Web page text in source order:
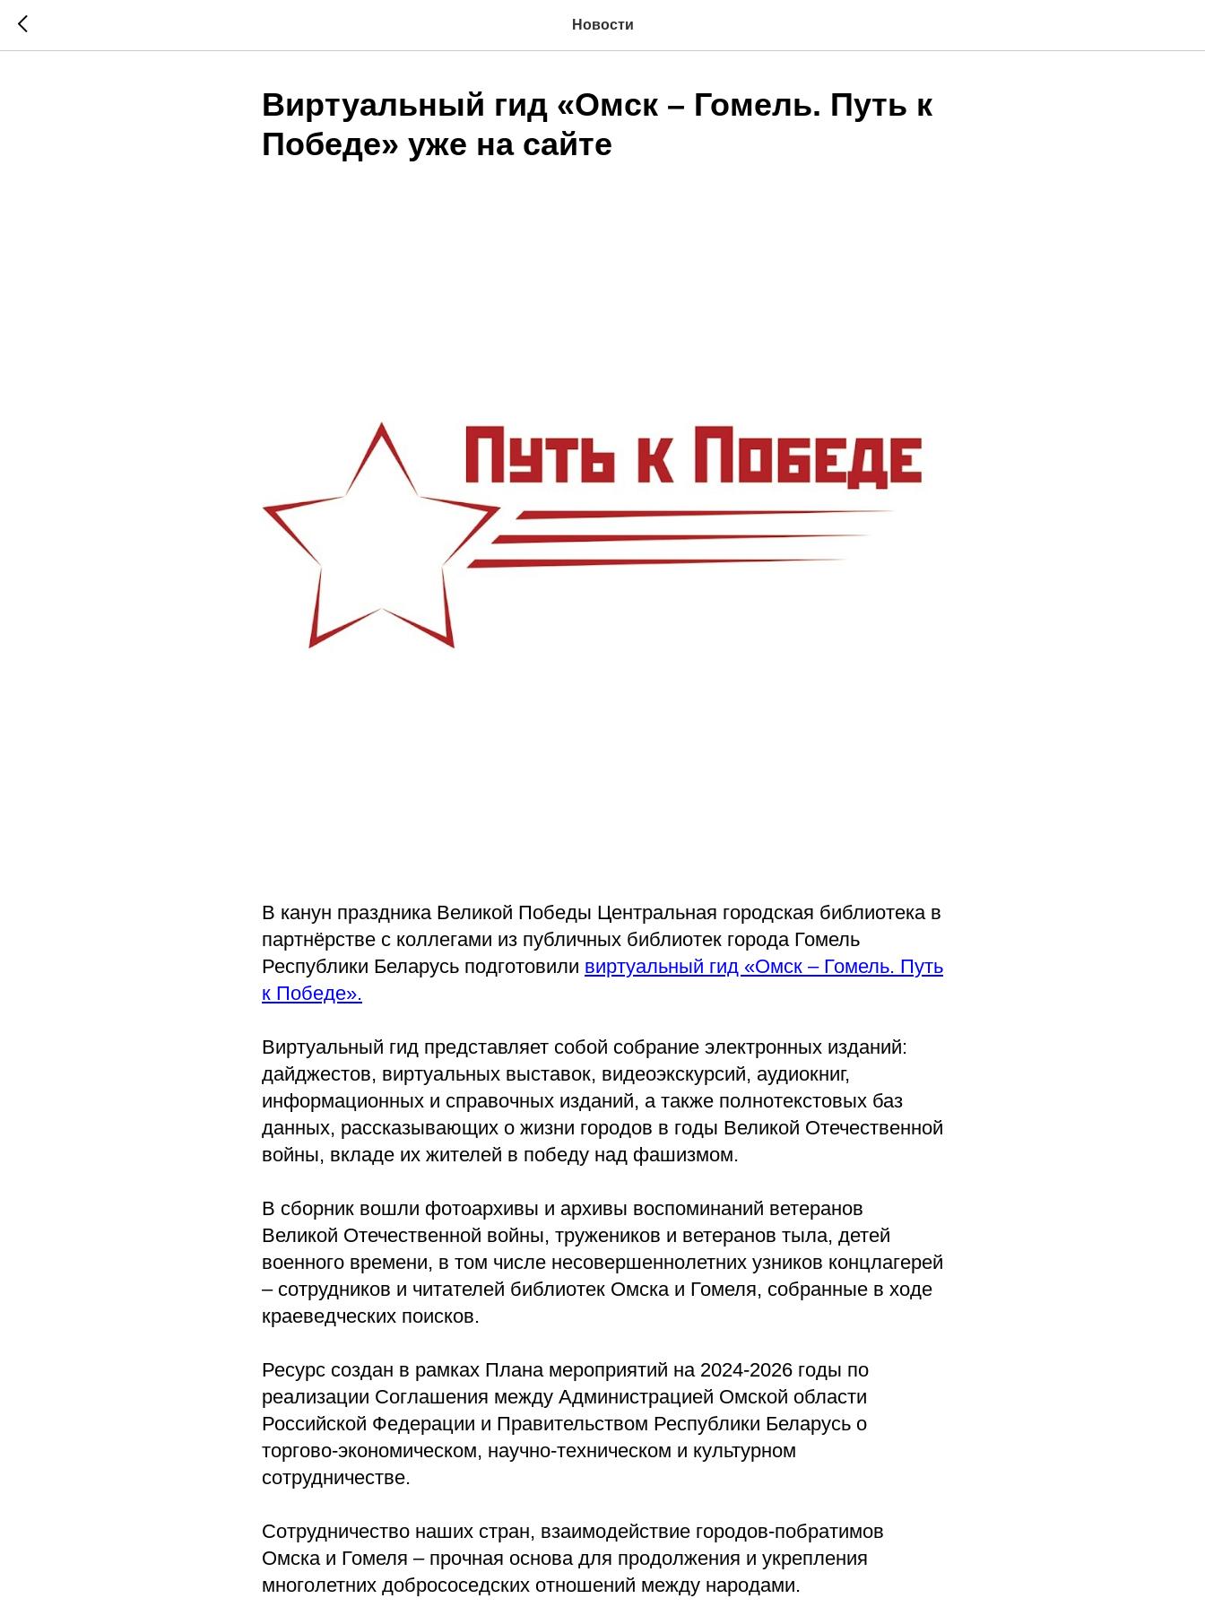
Новости
Виртуальный гид «Омск – Гомель. Путь к
Победе» уже на сайте
В канун праздника Великой Победы Центральная городская библиотека в
партнёрстве с коллегами из публичных библиотек города Гомель
Республики Беларусь подготовили виртуальный гид «Омск – Гомель. Путь
к Победе».
Виртуальный гид представляет собой собрание электронных изданий:
дайджестов, виртуальных выставок, видеоэкскурсий, аудиокниг,
информационных и справочных изданий, а также полнотекстовых баз
данных, рассказывающих о жизни городов в годы Великой Отечественной
войны, вкладе их жителей в победу над фашизмом.
В сборник вошли фотоархивы и архивы воспоминаний ветеранов
Великой Отечественной войны, тружеников и ветеранов тыла, детей
военного времени, в том числе несовершеннолетних узников концлагерей
– сотрудников и читателей библиотек Омска и Гомеля, собранные в ходе
краеведческих поисков.
Ресурс создан в рамках Плана мероприятий на 2024-2026 годы по
реализации Соглашения между Администрацией Омской области
Российской Федерации и Правительством Республики Беларусь о
торгово-экономическом, научно-техническом и культурном
сотрудничестве.
Сотрудничество наших стран, взаимодействие городов-побратимов
Омска и Гомеля – прочная основа для продолжения и укрепления
многолетних добрососедских отношений между народами.